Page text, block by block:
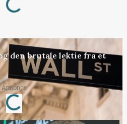
den brutale lektie fra et
Annonce
Loading...